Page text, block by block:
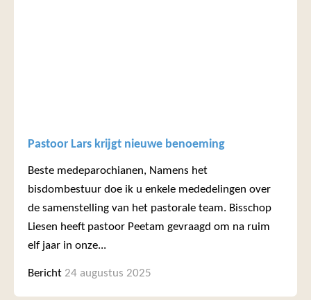
Pastoor Lars krijgt nieuwe benoeming
Beste medeparochianen, Namens het
bisdombestuur doe ik u enkele mededelingen over
de samenstelling van het pastorale team. Bisschop
Liesen heeft pastoor Peetam gevraagd om na ruim
elf jaar in onze...
Bericht 24 augustus 2025